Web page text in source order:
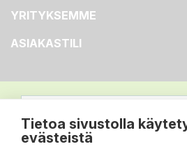
Tietoa sivustolla
evästeistä
YRITYKSEMME
ASIAKASTILI